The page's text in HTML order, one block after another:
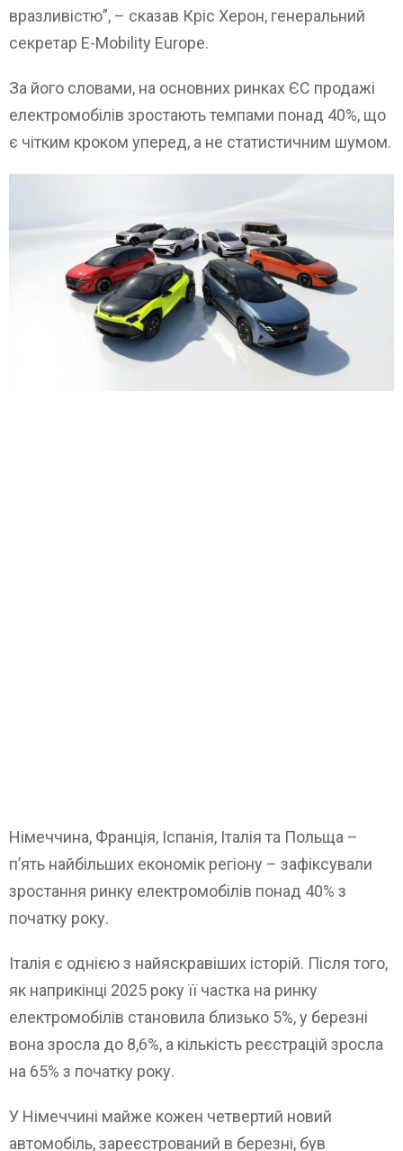
вразливістю”, – сказав Кріс Херон, генеральний
секретар E-Mobility Europe.
За його словами, на основних ринках ЄС продажі
електромобілів зростають темпами понад 40%, що
є чітким кроком уперед, а не статистичним шумом.
Німеччина, Франція, Іспанія, Італія та Польща –
п’ять найбільших економік регіону – зафіксували
зростання ринку електромобілів понад 40% з
початку року.
Італія є однією з найяскравіших історій. Після того,
як наприкінці 2025 року її частка на ринку
електромобілів становила близько 5%, у березні
вона зросла до 8,6%, а кількість реєстрацій зросла
на 65% з початку року.
У Німеччині майже кожен четвертий новий
автомобіль, зареєстрований в березні, був